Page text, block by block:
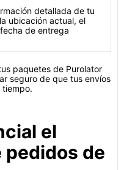
detallada de tu
ubicación actual, el
de entrega
paquetes de Purolator
seguro de que tus envíos
tiempo.
el
de